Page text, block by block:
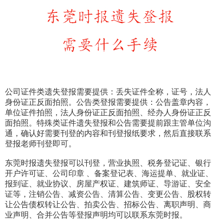
公司证件类遗失登报需要提供：丢失证件全称，证号，法人
身份证正反面拍照。公告类登报需要提供：公告盖章内容，
单位证件拍照，法人身份证正反面拍照、经办人身份证正反
面拍照。特殊类证件遗失登报和公告需要提前跟主管单位沟
通，确认好需要刊登的内容和刊登报纸要求，然后直接联系
登报老师刊登即可。
东莞时报遗失登报可以刊登，营业执照、税务登记证、银行
开户许可证、公司印章 、备案登记表、海运提单、就业证、
报到证、就业协议、房屋产权证、建筑师证、导游证、安全
证等，注销公告、减资公告、清算公告、变更公告、股权转
让公告债权转让公告、拍卖公告、招标公告、离职声明、商
业声明、合并公告等登报声明均可以联系东莞时报。